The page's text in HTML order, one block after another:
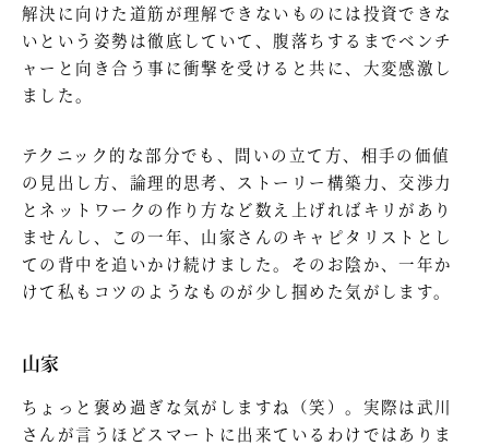
解決に向けた道筋が理解できないものには投資できな
いという姿勢は徹底していて、腹落ちするまでベンチ
ャーと向き合う事に衝撃を受けると共に、大変感激し
ました。
テクニック的な部分でも、問いの立て方、相手の価値
の見出し方、論理的思考、ストーリー構築力、交渉力
とネットワークの作り方など数え上げればキリがあり
ませんし、この一年、山家さんのキャピタリストとし
ての背中を追いかけ続けました。そのお陰か、一年か
けて私もコツのようなものが少し掴めた気がします。
山家
ちょっと褒め過ぎな気がしますね（笑）。実際は武川
さんが言うほどスマートに出来ているわけではありま